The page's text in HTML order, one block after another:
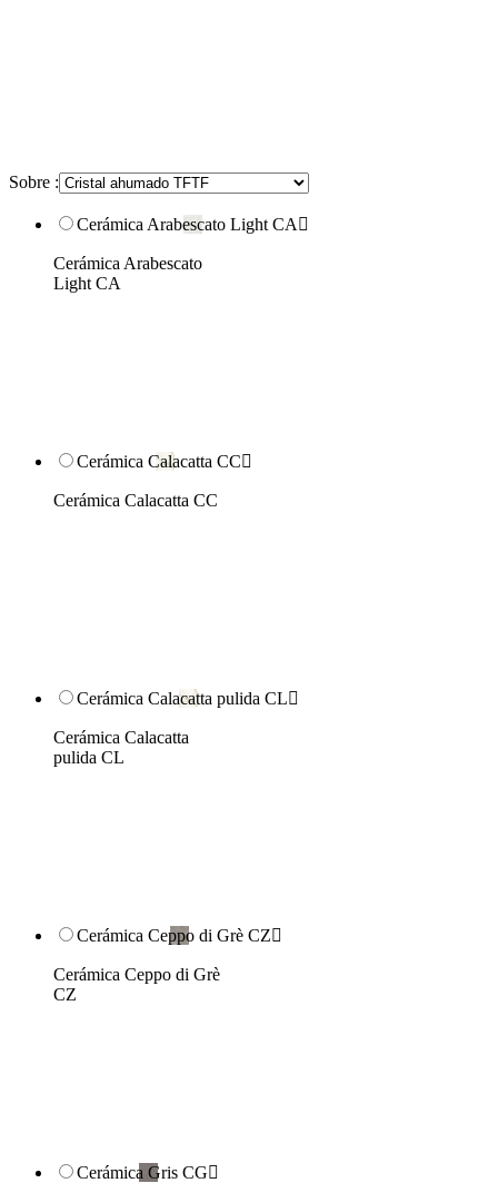
Sobre :
Cerámica Arabescato Light CA 
Cerámica Arabescato
Light CA
Cerámica Calacatta CC
Cerámica Calacatta CC
Cerámica Calacatta pulida CL
Cerámica Calacatta
pulida CL
Cerámica Ceppo di Grè CZ
Cerámica Ceppo di Grè
CZ
Cerámica Gris CG